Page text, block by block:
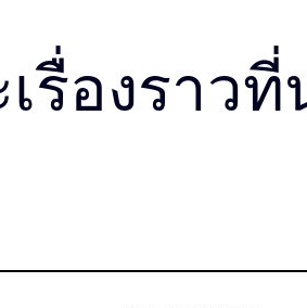
รื่องราวที่